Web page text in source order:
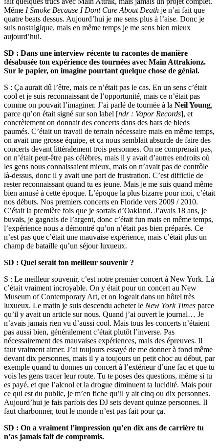
Même I Smoke Because I Dont Care About Death je n’ai fait que
quatre beats dessus. Aujourd’hui je me sens plus à l’aise. Donc je
suis nostalgique, mais en même temps je me sens bien mieux
aujourd’hui.
SD : Dans une interview récente tu racontes de manière
désabusée ton expérience des tournées avec Main Attrakionz.
Sur le papier, on imagine pourtant quelque chose de génial.
S : Ça aurait dû l’être, mais ce n’était pas le cas. En un sens c’était
cool et je suis reconnaissant de l’opportunité, mais ce n’était pas
comme on pouvait l’imaginer. J’ai parlé de tournée à la Neil Young,
parce qu’on était signé sur son label [ndr : Vapor Records], et
concrètement on donnait des concerts dans des bars de bleds
paumés. C’était un travail de terrain nécessaire mais en même temps,
on avait une grosse équipe, et ça nous semblait absurde de faire des
concerts devant littéralement trois personnes. On ne comprenait pas,
on n’était peut-être pas célèbres, mais il y avait d’autres endroits où
les gens nous connaissaient mieux, mais on n’avait pas de contrôle
là-dessus, donc il y avait une part de frustration. C’est difficile de
rester reconnaissant quand tu es jeune. Mais je me suis quand même
bien amusé à cette époque. L’époque la plus bizarre pour moi, c’était
nos débuts. Nos premiers concerts en Floride vers 2009 / 2010.
C’était la première fois que je sortais d’Oakland. J’avais 18 ans, je
buvais, je gagnais de l’argent, donc c’était fun mais en même temps,
l’expérience nous a démontré qu’on n’était pas bien préparés. Ce
n’est pas que c’était une mauvaise expérience, mais c’était plus un
champ de bataille qu’un séjour luxueux.
SD : Quel serait ton meilleur souvenir ?
S : Le meilleur souvenir, c’est notre premier concert à New York. Là
c’était vraiment incroyable. On y était pour un concert au New
Museum of Contemporary Art, et on logeait dans un hôtel très
luxueux. Le matin je suis descendu acheter le New York Times parce
qu’il y avait un article sur nous. Quand j’ai ouvert le journal… Je
n’avais jamais rien vu d’aussi cool. Mais tous les concerts n’étaient
pas aussi bien, généralement c’était plutôt l’inverse. Pas
nécessairement des mauvaises expériences, mais des épreuves. Il
faut vraiment aimer. J’ai toujours essayé de me donner à fond même
devant dix personnes, mais il y a toujours un petit choc au début, par
exemple quand tu donnes un concert à l’extérieur d’une fac et que tu
vois les gens tracer leur route. Tu te poses des questions, même si tu
es payé, et que l’alcool et la drogue diminuent ta lucidité. Mais pour
ce qui est du public, je m’en fiche qu’il y ait cinq ou dix personnes.
Aujourd’hui je fais parfois des DJ sets devant quinze personnes. Il
faut charbonner, tout le monde n’est pas fait pour ça.
SD : On a vraiment l’impression qu’en dix ans de carrière tu
n’as jamais fait de compromis.